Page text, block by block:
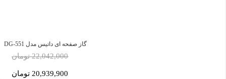
گاز صفحه ای داتیس مدل DG-551
22,042,000 تومان
20,939,900 تومان